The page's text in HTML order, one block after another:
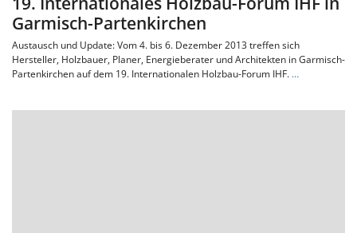
Garmisch-Partenkirchen
Austausch und Update: Vom 4. bis 6. Dezember 2013 treffen sich
Hersteller, Holzbauer, Planer, Energieberater und Architekten in Garmisch-
Partenkirchen auf dem 19. Internationalen Holzbau-Forum IHF. …